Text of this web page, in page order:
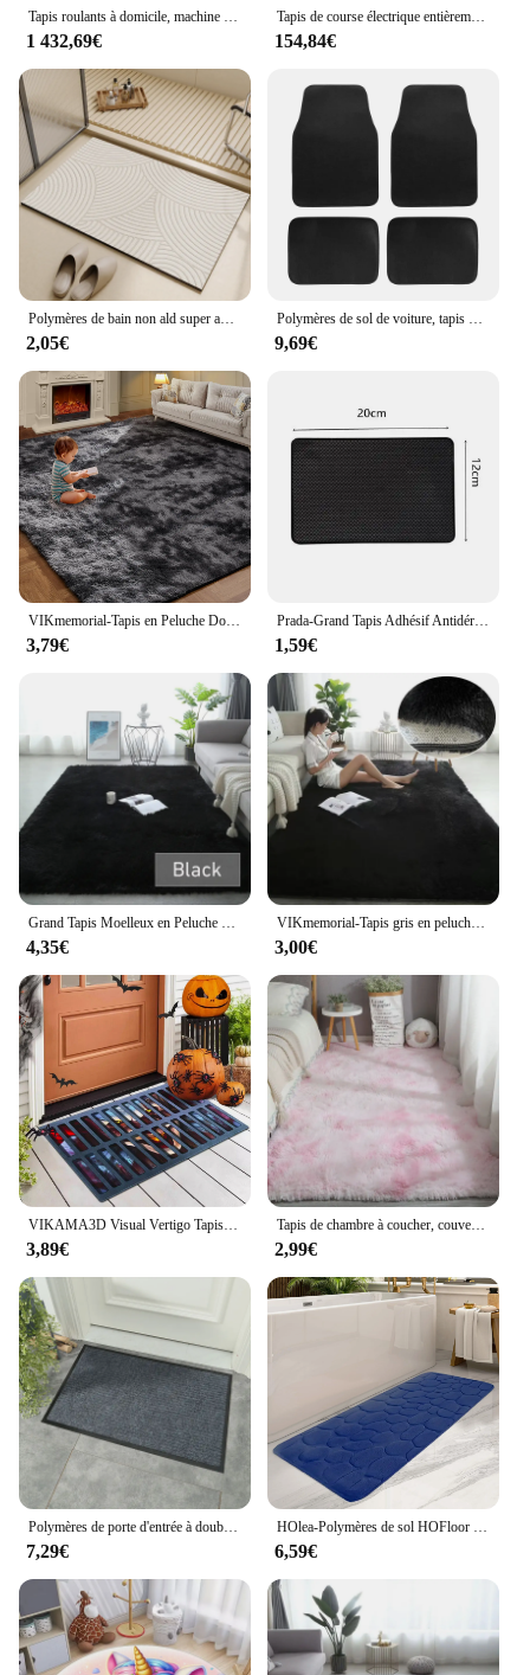
Tapis roulants à domicile, machine de course, marche, entraînement, équipement de fitness
1 432,69€
Tapis de course électrique entièrement pliable pour la perte de poids, mini équipement de fitness à domicile, machine d'exercice du fabricant, nouveau
154,84€
Polymères de bain non ald super absorbants, tapis de sol de séchage de baignoire, tapis de sol de salle de douche, porte d'entrée, sous-sol de toilette
2,05€
Polymères de sol de voiture, tapis de sol automobile avant et arrière, ajustement universel pour SUV, berlines, camionnettes
9,69€
3,79€
Prada-Grand Tapis Adhésif Antidérapant en Silicone Polymères PVC, Tampons de Stockage Antidérapants pour Porte-Clés de Téléphone
1,59€
4,35€
VIKmemorial-Tapis gris en peluche pour chambre à coucher arrière, tapis moelleux, tapis coordonnants, décoration d'intérieur, tapis en velours doux, couverture de chambre d'enfant
3,00€
3,89€
Tapis de chambre à coucher, couverture de chevet, salon, grande surface complète, polymères de sol, maison, chambre de fille, dortoir, zones
2,99€
7,29€ 6,59€